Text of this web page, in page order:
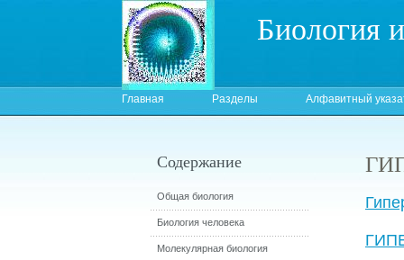
Биология
Главная Разделы Алфавитный
Содержание
Общая биология
Биология человека
Молекулярная биология